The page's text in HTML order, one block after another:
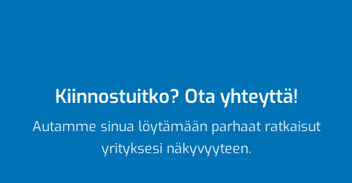
Kiinnostuitko? Ota yhteyttä!
Autamme sinua löytämään parhaat ratkaisut
yrityksesi näkyvyyteen.